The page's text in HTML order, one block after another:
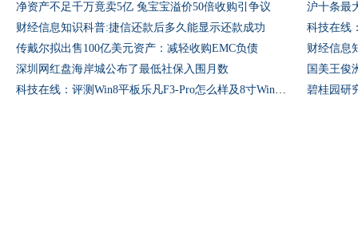
净资产不足千万竟卖5亿 兔宝宝溢价50倍收购引争议
沪十条最
财经信息知识科普:捷信还款后多久能显示还款成功
传戴尔拟出售100亿美元资产：减轻收购EMC负债
财经信息
深圳网红盘海岸城公布了最低社保入围月数
国美王俊
科技在线：评测Win8平板乐凡F3-Pro怎么样及8寸Win板原道W8C自由光多少钱
碧桂园研